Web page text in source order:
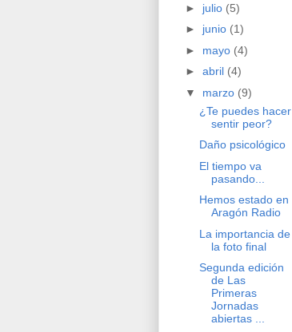
► julio (5)
► junio (1)
► mayo (4)
► abril (4)
▼ marzo (9)
¿Te puedes hacer
sentir peor?
Daño psicológico
El tiempo va
pasando...
Hemos estado en
Aragón Radio
La importancia de
la foto final
Segunda edición
de Las
Primeras
Jornadas
abiertas ...